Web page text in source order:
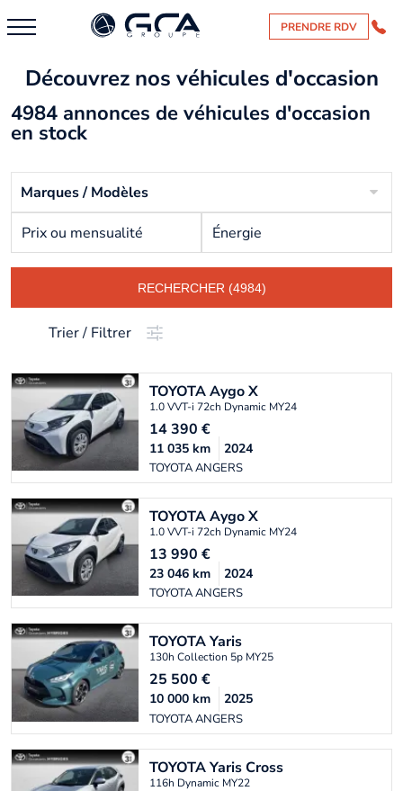
PRENDRE RDV
Découvrez nos véhicules d'occasion
4984 annonces de véhicules d'occasion
en stock
Marques / Modèles
Prix ou mensualité Énergie
RECHERCHER (4984)
Trier / Filtrer
TOYOTAAygo X
1.0 VVT-i 72ch Dynamic MY24
14 390 €
TOYOTA ANGERS
11 035 km 2024
TOYOTAAygo X
1.0 VVT-i 72ch Dynamic MY24
13 990 €
TOYOTA ANGERS
23 046 km 2024
TOYOTAYaris
130h Collection 5p MY25
25 500 €
TOYOTA ANGERS
10 000 km 2025
TOYOTAYaris Cross
116h Dynamic MY22